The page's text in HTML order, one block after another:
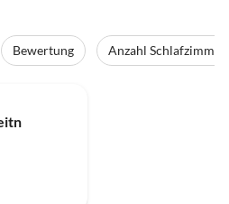
Bewertung Anzahl Schlafzimmer